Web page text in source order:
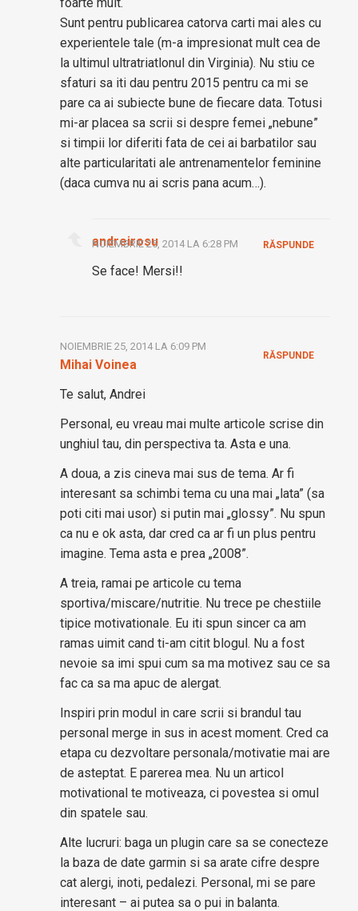
Sunt pentru publicarea catorva carti mai ales cu
experientele tale (m-a impresionat mult cea de
la ultimul ultratriatlonul din Virginia). Nu stiu ce
sfaturi sa iti dau pentru 2015 pentru ca mi se
pare ca ai subiecte bune de fiecare data. Totusi
mi-ar placea sa scrii si despre femei „nebune”
si timpii lor diferiti fata de cei ai barbatilor sau
alte particularitati ale antrenamentelor feminine
(daca cumva nu ai scris pana acum…).
andreirosu
NOIEMBRIE 25, 2014 LA 6:28 PM
Se face! Mersi!!
RĂSPUNDE
Mihai Voinea
NOIEMBRIE 25, 2014 LA 6:09 PM
Te salut, Andrei
Personal, eu vreau mai multe articole scrise din
unghiul tau, din perspectiva ta. Asta e una.
A doua, a zis cineva mai sus de tema. Ar fi
interesant sa schimbi tema cu una mai „lata” (sa
poti citi mai usor) si putin mai „glossy”. Nu spun
ca nu e ok asta, dar cred ca ar fi un plus pentru
imagine. Tema asta e prea „2008”.
A treia, ramai pe articole cu tema
sportiva/miscare/nutritie. Nu trece pe chestiile
tipice motivationale. Eu iti spun sincer ca am
ramas uimit cand ti-am citit blogul. Nu a fost
nevoie sa imi spui cum sa ma motivez sau ce sa
fac ca sa ma apuc de alergat.
Inspiri prin modul in care scrii si brandul tau
personal merge in sus in acest moment. Cred ca
etapa cu dezvoltare personala/motivatie mai are
de asteptat. E parerea mea. Nu un articol
motivational te motiveaza, ci povestea si omul
din spatele sau.
Alte lucruri: baga un plugin care sa se conecteze
la baza de date garmin si sa arate cifre despre
cat alergi, inoti, pedalezi. Personal, mi se pare
interesant – ai putea sa o pui in balanta.
RĂSPUNDE